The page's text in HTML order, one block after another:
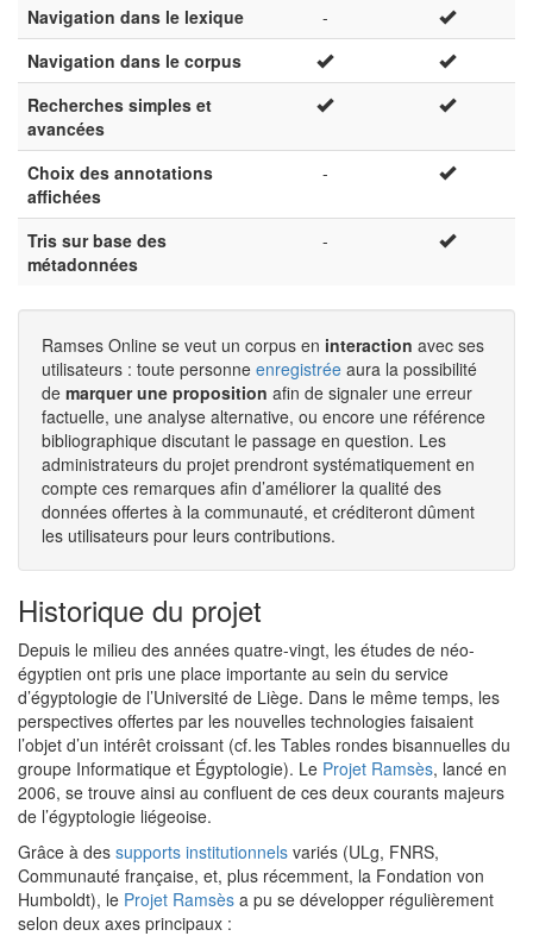
Navigation dans le lexique
-
Navigation dans le corpus
Recherches simples et
avancées
Choix des annotations
affichées
-
Tris sur base des
métadonnées
-
Ramses Online se veut un corpus en interaction avec ses
utilisateurs : toute personne enregistrée aura la possibilité
de marquer une proposition afin de signaler une erreur
factuelle, une analyse alternative, ou encore une référence
bibliographique discutant le passage en question. Les
administrateurs du projet prendront systématiquement en
compte ces remarques afin d’améliorer la qualité des
données offertes à la communauté, et créditeront dûment
les utilisateurs pour leurs contributions.
Historique du projet
Depuis le milieu des années quatre-vingt, les études de néo-
égyptien ont pris une place importante au sein du service
d’égyptologie de l’Université de Liège. Dans le même temps, les
perspectives offertes par les nouvelles technologies faisaient
l’objet d’un intérêt croissant (cf. les Tables rondes bisannuelles du
groupe Informatique et Égyptologie). Le Projet Ramsès, lancé en
2006, se trouve ainsi au confluent de ces deux courants majeurs
de l’égyptologie liégeoise.
Grâce à des supports institutionnels variés (ULg, FNRS,
Communauté française, et, plus récemment, la Fondation von
Humboldt), le Projet Ramsès a pu se développer régulièrement
selon deux axes principaux :